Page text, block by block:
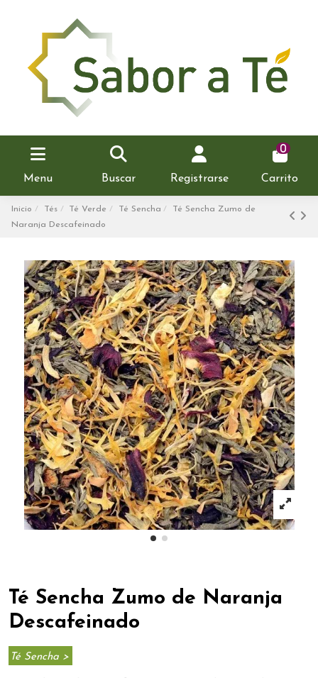
Menu Buscar Registrarse
0
Carrito
Inicio Tés Té Verde Té Sencha
Té Sencha Zumo de
Naranja Descafeinado
Té Sencha Zumo de Naranja
Descafeinado
Té Sencha >